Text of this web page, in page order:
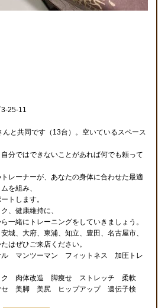
25-11
と共同です（13台）。空いているスペース
分ではできないことがあれば何でも頼って
レーナーが、あなたの身体に合わせた最適
を組み、
トします。
、健康維持に、
一緒にトレーニングをしていきましょう。
城、大府、東浦、知立、豊田、名古屋市、
はぜひご来店ください。
ル マンツーマン フィットネス 加圧トレ
ク 肉体改造 脚痩せ ストレッチ 柔軟
美脚 美尻 ヒップアップ 遺伝子検